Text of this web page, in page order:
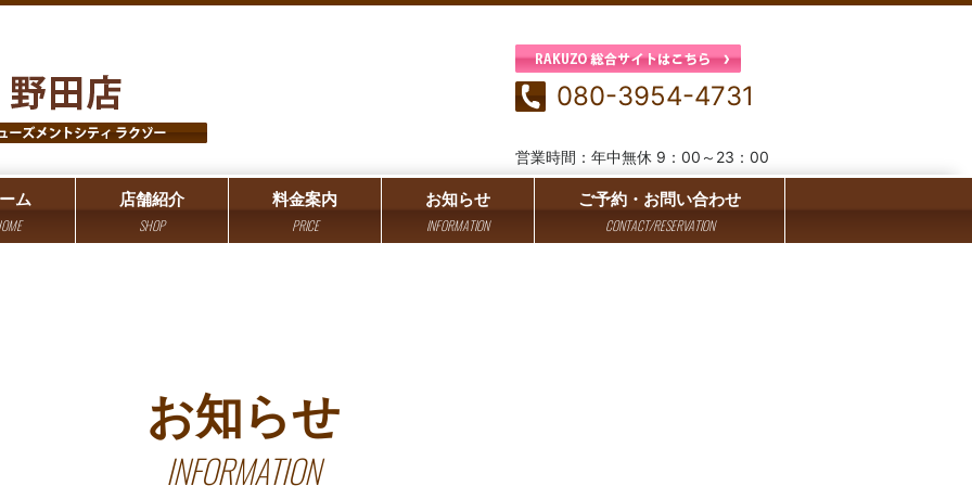
080-3954-4731
営業時間：年中無休 9：00～23：00
ム 店舗紹介
SHOP
料金案内
PRICE
お知らせ
INFORMATION
ご予約・お問い合わせ
CONTACT/RESERVATION
お知らせ
INFORMATION